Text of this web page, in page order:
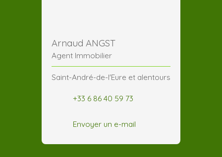
Arnaud ANGST
Agent Immobilier
Saint-André-de-l'Eure et alentours
+33 6 86 40 59 73
Envoyer un e-mail